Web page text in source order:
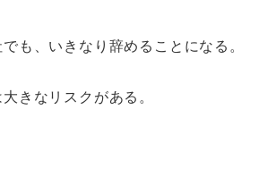
も、いきなり辞めることになる。
きなリスクがある。